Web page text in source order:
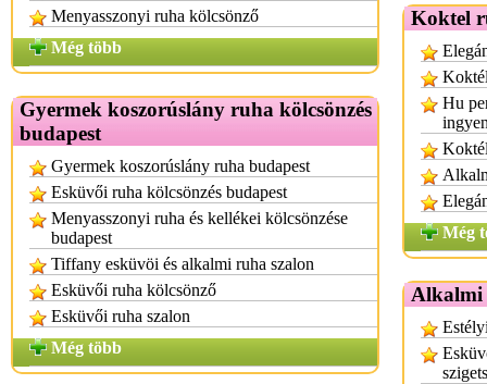
Menyasszonyi ruha kölcsönző
Még több
Gyermek koszorúslány ruha kölcsönzés
budapest
Gyermek koszorúslány ruha budapest
Esküvői ruha kölcsönzés budapest
Menyasszonyi ruha és kellékei kölcsönzése
budapest
Tiffany esküvöi és alkalmi ruha szalon
Esküvői ruha kölcsönző
Esküvői ruha szalon
Még több
Koktel
Hu
Még
Alkalmi